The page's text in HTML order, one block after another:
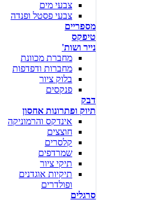
צבעי מים
צבעי פסטל ופנדה
מספריים
טיפקס
נייר ושות'
מחברת מכוונת
מחברות ודפדפות
בלוק ציור
פנקסים
דבק
תיוק ופתרונות אחסון
אינדקס והרמוניקה
חוצצים
קלסרים
שמרדפים
תיקי ציור
תיקיות אוגדנים
ופולדרים
סרגלים